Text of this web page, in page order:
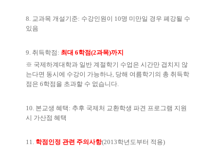
8. 교과목 개설기준: 수강인원이 10명 미만일 경우 폐강될 수
있음
9. 취득학점 : 최대 6학점 (2과목)까지
※ 국제하계대학과 일반 계절학기 수업은 시간만 겹치지 않
는다면 동시에 수강이 가능하나, 당해 여름학기의 총 취득학
점은 6학점을 초과할 수 없습니다.
10. 본교생 혜택 : 추후 국제처 교환학생 파견 프로그램 지원
시 가산점 혜택
11. 학점인정 관련 주의사항(2013학년도부터 적용)